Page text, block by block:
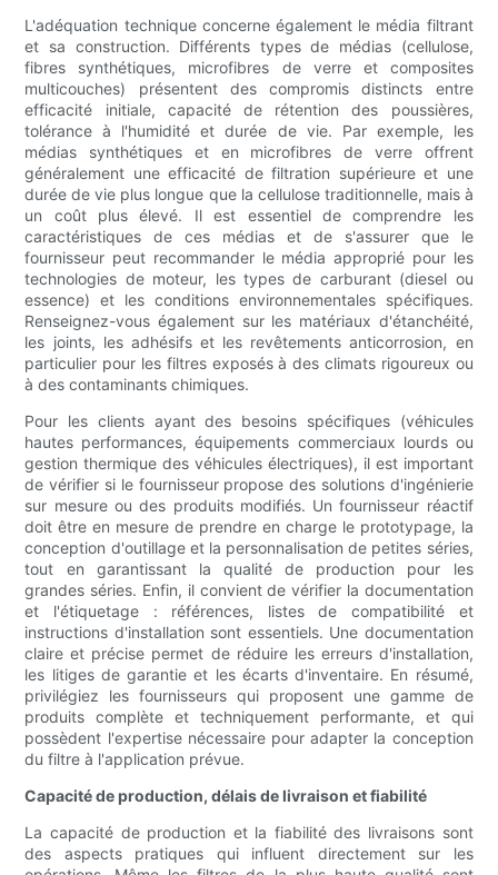
L'adéquation technique concerne également le média filtrant
et sa construction. Différents types de médias (cellulose,
fibres synthétiques, microfibres de verre et composites
multicouches) présentent des compromis distincts entre
efficacité initiale, capacité de rétention des poussières,
tolérance à l'humidité et durée de vie. Par exemple, les
médias synthétiques et en microfibres de verre offrent
généralement une efficacité de filtration supérieure et une
durée de vie plus longue que la cellulose traditionnelle, mais à
un coût plus élevé. Il est essentiel de comprendre les
caractéristiques de ces médias et de s'assurer que le
fournisseur peut recommander le média approprié pour les
technologies de moteur, les types de carburant (diesel ou
essence) et les conditions environnementales spécifiques.
Renseignez-vous également sur les matériaux d'étanchéité,
les joints, les adhésifs et les revêtements anticorrosion, en
particulier pour les filtres exposés à des climats rigoureux ou
à des contaminants chimiques.
Pour les clients ayant des besoins spécifiques (véhicules
hautes performances, équipements commerciaux lourds ou
gestion thermique des véhicules électriques), il est important
de vérifier si le fournisseur propose des solutions d'ingénierie
sur mesure ou des produits modifiés. Un fournisseur réactif
doit être en mesure de prendre en charge le prototypage, la
conception d'outillage et la personnalisation de petites séries,
tout en garantissant la qualité de production pour les
grandes séries. Enfin, il convient de vérifier la documentation
et l'étiquetage : références, listes de compatibilité et
instructions d'installation sont essentiels. Une documentation
claire et précise permet de réduire les erreurs d'installation,
les litiges de garantie et les écarts d'inventaire. En résumé,
privilégiez les fournisseurs qui proposent une gamme de
produits complète et techniquement performante, et qui
possèdent l'expertise nécessaire pour adapter la conception
du filtre à l'application prévue.
Capacité de production, délais de livraison et fiabilité
La capacité de production et la fiabilité des livraisons sont
des aspects pratiques qui influent directement sur les